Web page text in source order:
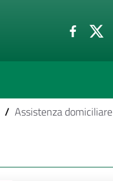
/ Assistenza domiciliare